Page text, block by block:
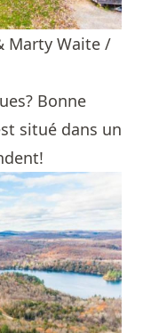
Marty Waite /
Bonne
situé dans un